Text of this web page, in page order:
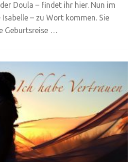
Doula – findet ihr hier. Nun im
– zu Wort kommen. Sie
Geburtsreise …